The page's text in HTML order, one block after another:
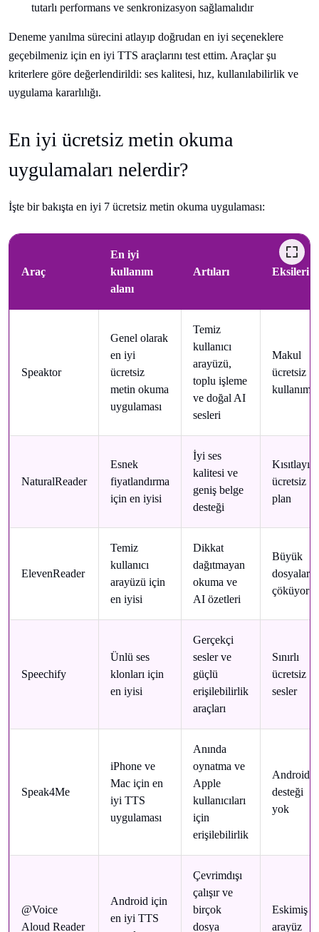
tutarlı performans ve senkronizasyon sağlamalıdır
Deneme yanılma sürecini atlayıp doğrudan en iyi seçeneklere
geçebilmeniz için en iyi TTS araçlarını test ettim. Araçlar şu
kriterlere göre değerlendirildi: ses kalitesi, hız, kullanılabilirlik ve
uygulama kararlılığı.
En iyi ücretsiz metin okuma
uygulamaları nelerdir?
İşte bir bakışta en iyi 7 ücretsiz metin okuma uygulaması:
Araç
En iyi
kullanım
alanı
Artıları Eksileri
Speaktor
Genel olarak
en iyi
ücretsiz
metin okuma
uygulaması
Temiz
kullanıcı
arayüzü,
toplu işleme
ve doğal AI
sesleri
Makul
ücretsiz
kullanım
NaturalReader
Esnek
fiyatlandırma
için en iyisi
İyi ses
kalitesi ve
geniş belge
desteği
Kısıtlayıcı
ücretsiz
plan
ElevenReader
Temiz
kullanıcı
arayüzü için
en iyisi
Dikkat
dağıtmayan
okuma ve
AI özetleri
Büyük
çöküyor
Speechify
Ünlü ses
klonları için
en iyisi
Gerçekçi
sesler ve
güçlü
erişilebilirlik
araçları
Sınırlı
ücretsiz
sesler
Speak4Me
iPhone ve
Mac için en
iyi TTS
uygulaması
Anında
oynatma ve
Apple
kullanıcıları
için
erişilebilirlik
Android
desteği
yok
@Voice
Aloud Reader
Android için
en iyi TTS
Çevrimdışı
çalışır ve
birçok
dosya
Eskimiş
arayüz